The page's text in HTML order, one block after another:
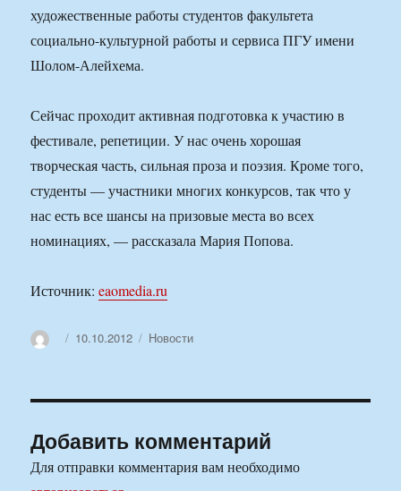
художественные работы студентов факультета
социально-культурной работы и сервиса ПГУ имени
Шолом-Алейхема.
Сейчас проходит активная подготовка к участию в
фестивале, репетиции. У нас очень хорошая
творческая часть, сильная проза и поэзия. Кроме того,
студенты — участники многих конкурсов, так что у
нас есть все шансы на призовые места во всех
номинациях, — рассказала Мария Попова.
Источник:eaomedia.ru
АвторОпубликовано
10.10.2012 Рубрики
Новости
Добавить комментарий
Для отправки комментария вам необходимо